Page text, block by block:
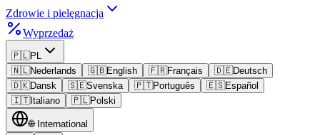
Zdrowie i pielęgnacja
Wyprzedaż
🇵🇱PL
🇳🇱Nederlands 🇬🇧English 🇫🇷Français 🇩🇪Deutsch
🇩🇰Dansk 🇸🇪Svenska 🇵🇹Português 🇪🇸Español
🇮🇹Italiano 🇵🇱Polski
🌐 International